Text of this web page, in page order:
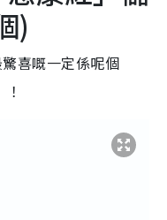
)
喜嘅一定係呢個
！